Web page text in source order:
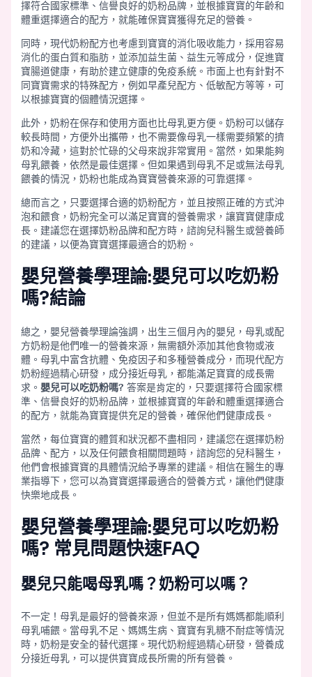
擇符合國家標準、信譽良好的奶粉品牌，並根據寶寶的年齡和
體重選擇適合的配方，就能確保寶寶獲得充足的營養。
同時，現代奶粉配方也考慮到寶寶的消化吸收能力，採用容易
消化的蛋白質和脂肪，並添加益生菌、益生元等成分，促進寶
寶腸道健康，有助於建立健康的免疫系統。市面上也有針對不
同寶寶需求的特殊配方，例如早產兒配方、低敏配方等等，可
以根據寶寶的個體情況選擇。
此外，奶粉在保存和使用方面也比母乳更方便。奶粉可以儲存
較長時間，方便外出攜帶，也不需要像母乳一樣需要頻繁的擠
奶和冷藏，這對於忙碌的父母來說非常實用。當然，如果能夠
母乳餵養，依然是最佳選擇。但如果遇到母乳不足或無法母乳
餵養的情況，奶粉也能成為寶寶營養來源的可靠選擇。
總而言之，只要選擇合適的奶粉配方，並且按照正確的方式沖
泡和餵食，奶粉完全可以滿足寶寶的營養需求，讓寶寶健康成
長。建議您在選擇奶粉品牌和配方時，諮詢兒科醫生或營養師
的建議，以便為寶寶選擇最適合的奶粉。
嬰兒營養學理論:嬰兒可以吃奶粉
嗎?結論
總之，嬰兒營養學理論強調，出生三個月內的嬰兒，母乳或配
方奶粉是他們唯一的營養來源，無需額外添加其他食物或液
體。母乳中富含抗體、免疫因子和多種營養成分，而現代配方
奶粉經過精心研發，成分接近母乳，都能滿足寶寶的成長需
求。 嬰兒可以吃奶粉嗎? 答案是肯定的，只要選擇符合國家標
準、信譽良好的奶粉品牌，並根據寶寶的年齡和體重選擇適合
的配方，就能為寶寶提供充足的營養，確保他們健康成長。
當然，每位寶寶的體質和狀況都不盡相同，建議您在選擇奶粉
品牌、配方，以及任何餵食相關問題時，諮詢您的兒科醫生，
他們會根據寶寶的具體情況給予專業的建議。相信在醫生的專
業指導下，您可以為寶寶選擇最適合的營養方式，讓他們健康
快樂地成長。
嬰兒營養學理論:嬰兒可以吃奶粉
嗎? 常見問題快速FAQ
嬰兒只能喝母乳嗎？奶粉可以嗎？
不一定！母乳是最好的營養來源，但並不是所有媽媽都能順利
母乳哺餵。當母乳不足、媽媽生病、寶寶有乳糖不耐症等情況
時，奶粉是安全的替代選擇。現代奶粉經過精心研發，營養成
分接近母乳，可以提供寶寶成長所需的所有營養。